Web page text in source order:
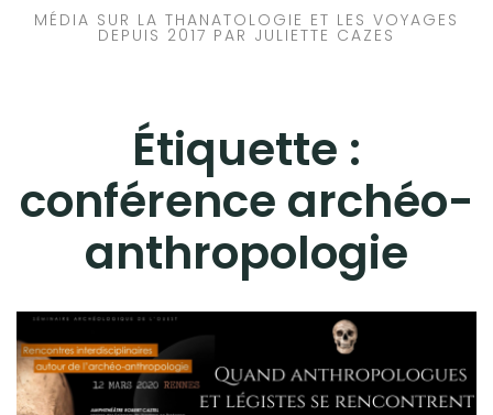
MÉDIA SUR LA THANATOLOGIE ET LES VOYAGES
DEPUIS 2017 PAR JULIETTE CAZES
Étiquette :
conférence archéo-
anthropologie